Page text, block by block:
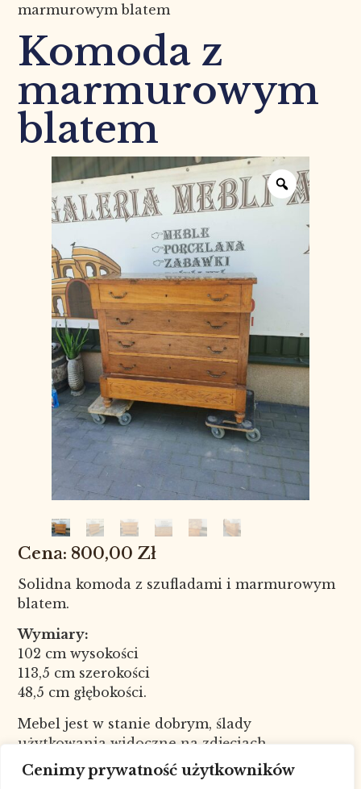
Cenimy prywatność użytkowników
marmurowym blatem
Komoda z
marmurowym
blatem
800,00 Zł
Solidna komoda z szufladami i marmurowym
blatem.
Wymiary:
102 cm wysokości
113,5 cm szerokości
48,5 cm głębokości.
Mebel jest w stanie dobrym, ślady
użytkowania widoczne na zdjęciach.
Nr kat. 1398
W celu sprawdzenia dostępności